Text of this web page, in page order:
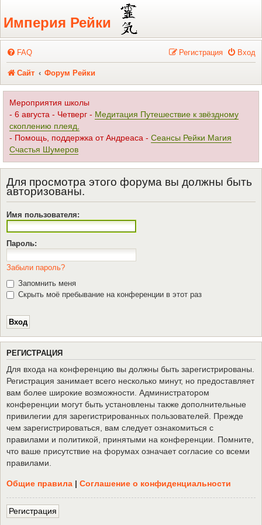
Регистрация
Империя Рейки
FAQ Вход
Регистрация
Сайт Форум Рейки
Мероприятия школы
- 6 августа - Четверг - Медитация Путешествие к звёздному
скоплению плеяд,
- Помощь, поддержка от Андреаса - Сеансы Рейки Магия
Счастья Шумеров
Для просмотра этого форума вы должны быть
авторизованы.
Имя пользователя:
Пароль:
Забыли пароль?
Запомнить меня
Скрыть моё пребывание на конференции в этот раз
РЕГИСТРАЦИЯ
Для входа на конференцию вы должны быть зарегистрированы.
Регистрация занимает всего несколько минут, но предоставляет
вам более широкие возможности. Администратором
конференции могут быть установлены также дополнительные
привилегии для зарегистрированных пользователей. Прежде
чем зарегистрироваться, вам следует ознакомиться с
правилами и политикой, принятыми на конференции. Помните,
что ваше присутствие на форумах означает согласие со всеми
правилами.
Общие правила | Соглашение о конфиденциальности
Регистрация